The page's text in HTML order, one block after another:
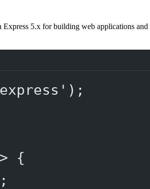
5.x for building web applications and
);
{